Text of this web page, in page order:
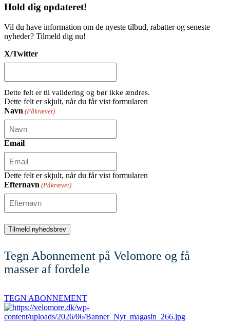
Hold dig opdateret!
Vil du have information om de nyeste tilbud, rabatter og seneste
nyheder? Tilmeld dig nu!
X/Twitter
Dette felt er til validering og bør ikke ændres.
Dette felt er skjult, når du får vist formularen
Navn (Påkrævet)
Email
Dette felt er skjult, når du får vist formularen
Efternavn (Påkrævet)
Tegn Abonnement på Velomore og få
masser af fordele
TEGN ABONNEMENT